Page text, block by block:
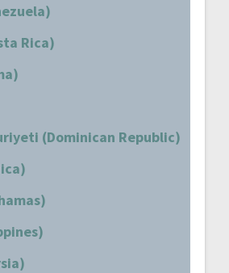
Rica)
(Dominican Republic)